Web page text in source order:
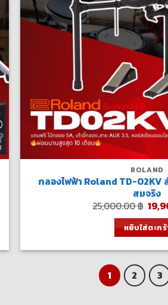
ROLAND
กลองไฟฟ้า Roland TD-02KV
สมจริง
25,000.00฿
price
was:
หยิบใส่ตะกร้
1 2 3